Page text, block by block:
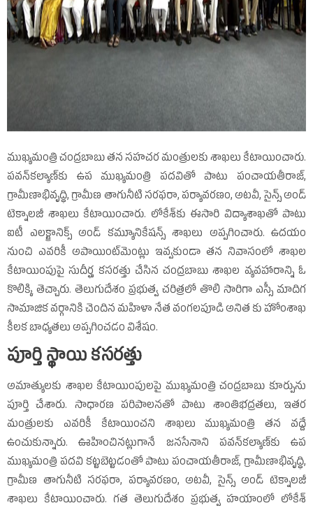
ముఖ్యమంత్రి చంద్రబాబు తన సహచర మంత్రులకు శాఖలు కేటాయించారు.
పవన్‌కల్యాణ్‌కు ఉప ముఖ్యమంత్రి పదవితో పాటు పంచాయతీరాజ్‌,
గ్రామీణాభివృద్ధి, గ్రామీణ తాగునీటి సరఫరా, పర్యావరణం, అటవీ, సైన్స్‌ అండ్‌
టెక్నాలజీ శాఖలు కేటాయించారు. లోకేశ్‌​కు ఈసారి విద్యాశాఖతో పాటు
ఐటీ ఎలక్ట్రానిక్స్‌ అండ్‌ కమ్యూనికేషన్స్‌ శాఖలు అప్పగించారు. ఉదయం
నుంచి ఎవరికీ అపాయింట్‌మెంట్లు ఇవ్వకుండా తన నివాసంలో శాఖల
కేటాయింపుపై సుదీర్ఘ కసరత్తు చేసిన చంద్రబాబు శాఖల వ్యవహారాన్ని ఓ
కొలిక్కి తెచ్చారు. తెలుగుదేశం ప్రభుత్వ చరిత్రలో తొలి సారిగా ఎస్సీ మాదిగ
సామాజిక వర్గానికి చెందిన మహిళా నేత వంగలపూడి అనిత కు హోంశాఖ
కీలక బాధ్యతలు అప్పగించడం విశేషం.
పూర్తి స్థాయి కసరత్తు
అమాత్యులకు శాఖల కేటాయింపులపై ముఖ్యమంత్రి చంద్రబాబు కూర్పును
పూర్తి చేశారు. సాధారణ పరిపాలనతో పాటు శాంతిభద్రతలు, ఇతర
మంత్రులకు ఎవరికీ కేటాయించని శాఖలు ముఖ్యమంత్రి తన వద్దే
ఉంచుకున్నారు. ఊహించినట్లుగానే జనసేనాని పవన్‌కల్యాణ్‌కు ఉప
ముఖ్యమంత్రి పదవి కట్టబెట్టడంతో పాటు పంచాయతీరాజ్‌, గ్రామీణాభివృద్ధి,
గ్రామీణ తాగునీటి సరఫరా, పర్యావరణం, అటవీ, సైన్స్‌ అండ్‌ టెక్నాలజీ
శాఖలు కేటాయించారు. గత తెలుగుదేశం ప్రభుత్వ హయాంలో లోకేశ్‌